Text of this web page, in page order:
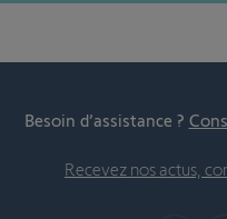
Besoin d’assistance ?
Recevez nos actus,